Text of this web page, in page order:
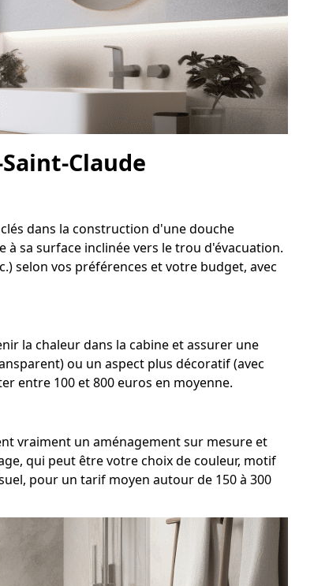
Claude
dans la construction d'une douche
sa surface inclinée vers le trou d'évacuation.
selon vos préférences et votre budget, avec
la chaleur dans la cabine et assurer une
ou un aspect plus décoratif (avec
entre 100 et 800 euros en moyenne.
vraiment un aménagement sur mesure et
qui peut être votre choix de couleur, motif
pour un tarif moyen autour de 150 à 300